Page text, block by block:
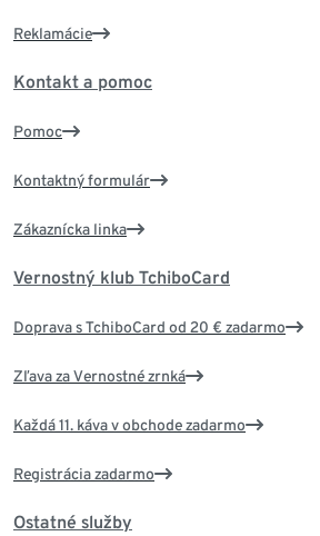
Reklamácie
Kontakt a pomoc
Pomoc
Kontaktný formulár
Zákaznícka linka
Vernostný klub TchiboCard
Doprava s TchiboCard od 20 € zadarmo
Zľava za Vernostné zrnká
Každá 11. káva v obchode zadarmo
Registrácia zadarmo
Ostatné služby